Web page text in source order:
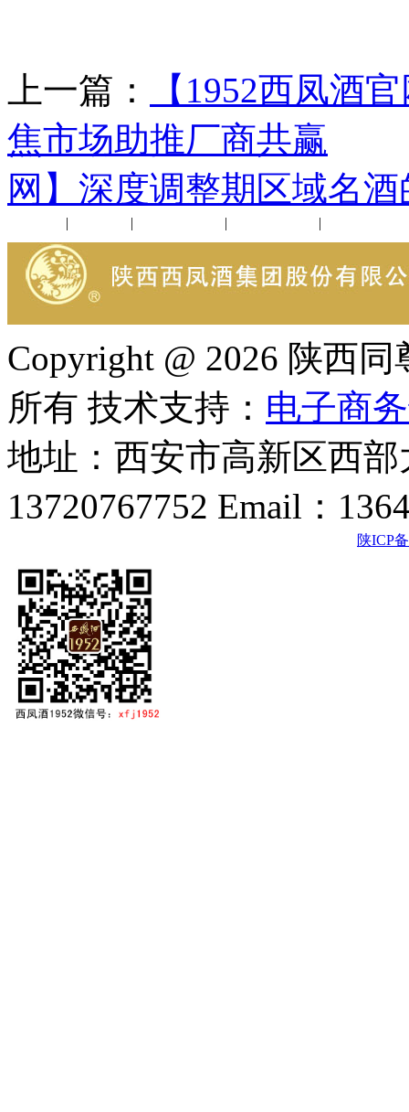
上一篇：
【1952西凤酒
焦市场助推厂商共赢
网】深度调整期区域名
| | | |
Copyright @ 2026 陕西
所有 技术支持： 电子商
地址：西安市高新区西
13720767752 Email：
陕ICP